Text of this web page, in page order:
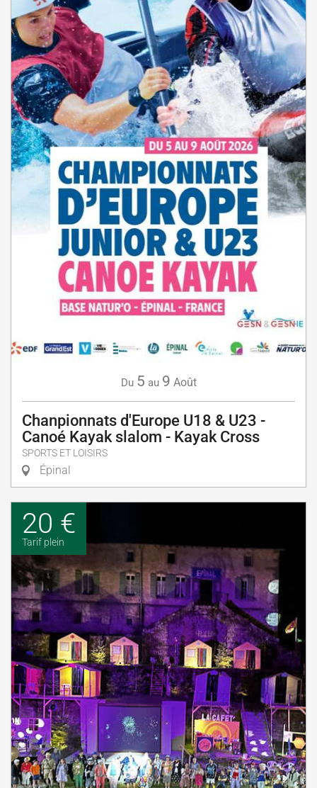
Du 5 au 9 Août
Chanpionnats d'Europe U18 & U23 -
Canoé Kayak slalom - Kayak Cross
SPORTS ET LOISIRS
Épinal
20 €
Tarif plein